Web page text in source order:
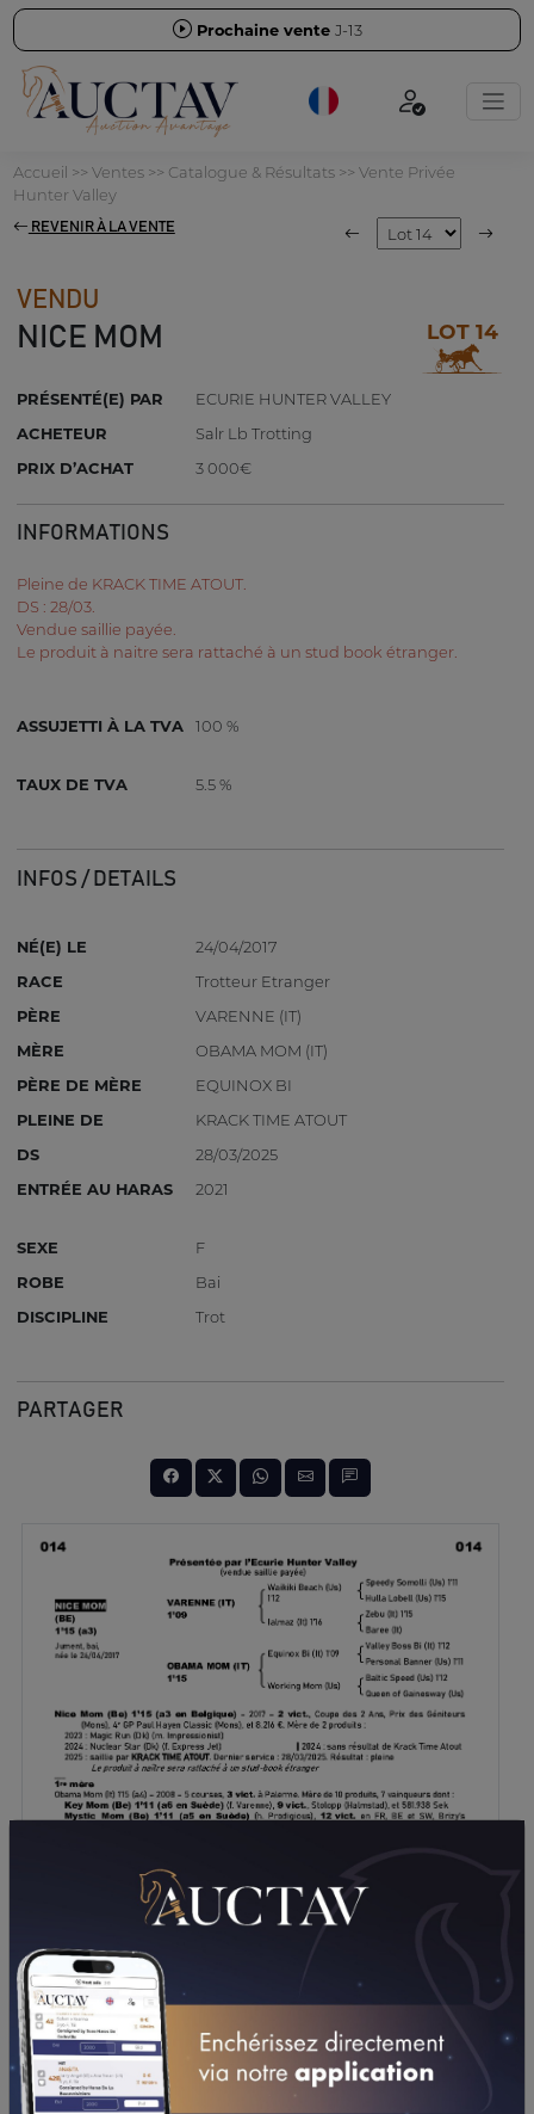
Prochaine vente J-13
Accueil >> Ventes>> Catalogue & Résultats>> Vente Privée
Hunter Valley
REVENIR À LA VENTE
VENDU
NICE MOM LOT 14
PRÉSENTÉ(E) PAR
ECURIE HUNTER VALLEY
ACHETEUR
Salr Lb Trotting
PRIX D’ACHAT
3 000€
INFORMATIONS
Pleine de KRACK TIME ATOUT.
DS : 28/03.
Vendue saillie payée.
Le produit à naitre sera rattaché à un stud book étranger.
ASSUJETTI À LA TVA 100 %
TAUX DE TVA 5.5 %
INFOS / DETAILS
NÉ(E) LE
24/04/2017
RACE
Trotteur Etranger
PÈRE
VARENNE (IT)
MÈRE
OBAMA MOM (IT)
PÈRE DE MÈRE
EQUINOX BI
PLEINE DE
KRACK TIME ATOUT
DS
28/03/2025
ENTRÉE AU HARAS
2021
SEXE
F
ROBE
Bai
DISCIPLINE
Trot
PARTAGER